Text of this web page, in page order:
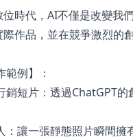
時代，AI不僅是改變我
作品，並在競爭激烈的
範例】：
短片：透過ChatGPT
讓一張靜態照片瞬間擁